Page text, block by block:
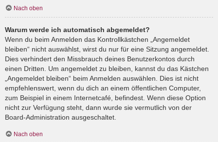
Nach oben
Warum werde ich automatisch abgemeldet?
Wenn du beim Anmelden das Kontrollkästchen „Angemeldet
bleiben“ nicht auswählst, wirst du nur für eine Sitzung angemeldet.
Dies verhindert den Missbrauch deines Benutzerkontos durch
einen Dritten. Um angemeldet zu bleiben, kannst du das Kästchen
„Angemeldet bleiben“ beim Anmelden auswählen. Dies ist nicht
empfehlenswert, wenn du dich an einem öffentlichen Computer,
zum Beispiel in einem Internetcafé, befindest. Wenn diese Option
nicht zur Verfügung steht, dann wurde sie vermutlich von der
Board-Administration ausgeschaltet.
Nach oben